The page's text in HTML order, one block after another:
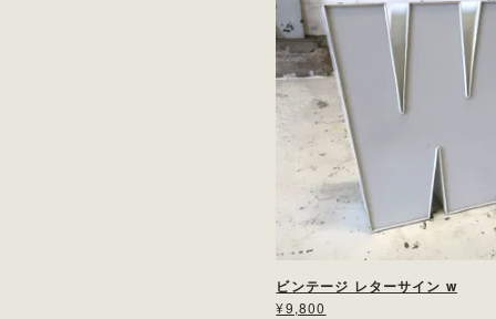
ビンテージ レターサイン w
¥9,800